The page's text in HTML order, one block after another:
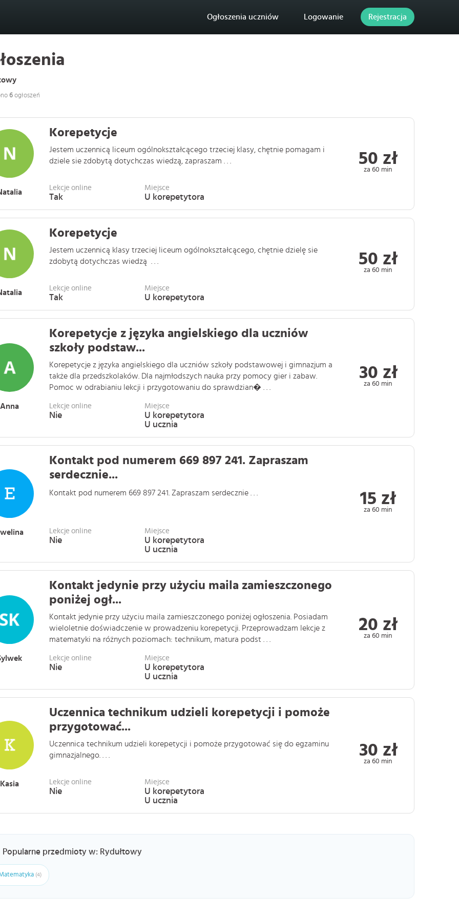
Ogłoszenia uczniów Logowanie Rejestracja
6 ogłoszeń
Korepetycje
Jestem uczennicą liceum ogólnokształcącego trzeciej klasy, chętnie pomagam i
dziele sie zdobytą dotychczas wiedzą, zapraszam . . .
Lekcje online
Tak
Miejsce
U korepetytora
50 zł
za 60 min
Korepetycje
Jestem uczennicą klasy trzeciej liceum ogólnokształcącego, chętnie dzielę sie
zdobytą dotychczas wiedzą . . .
Lekcje online
Tak
Miejsce
U korepetytora
50 zł
za 60 min
Anna
Korepetycje z języka angielskiego dla uczniów
szkoły podstaw...
Korepetycje z języka angielskiego dla uczniów szkoły podstawowej i gimnazjum a
także dla przedszkolaków. Dla najmłodszych nauka przy pomocy gier i zabaw.
Pomoc w odrabianiu lekcji i przygotowaniu do sprawdzian� . . .
Lekcje online
Nie
Miejsce
U korepetytora
U ucznia
30 zł
za 60 min
Kontakt pod numerem 669 897 241. Zapraszam
serdecznie...
Kontakt pod numerem 669 897 241. Zapraszam serdecznie . . .
Lekcje online
Nie
Miejsce
U korepetytora
U ucznia
15 zł
za 60 min
Kontakt jedynie przy użyciu maila zamieszczonego
poniżej ogł...
Kontakt jedynie przy użyciu maila zamieszczonego poniżej ogłoszenia. Posiadam
wieloletnie doświadczenie w prowadzeniu korepetycji. Przeprowadzam lekcje z
matematyki na różnych poziomach: technikum, matura podst . . .
Lekcje online
Nie
Miejsce
U korepetytora
U ucznia
20 zł
za 60 min
Kasia
Uczennica technikum udzieli korepetycji i pomoże
przygotować...
Uczennica technikum udzieli korepetycji i pomoże przygotować się do egzaminu
gimnazjalnego. . . .
Lekcje online
Nie
Miejsce
U korepetytora
U ucznia
30 zł
za 60 min
Popularne przedmioty w: Rydułtowy
(4)